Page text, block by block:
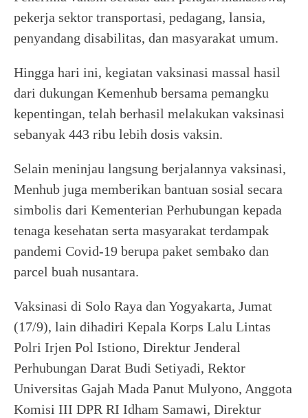
pekerja sektor transportasi, pedagang, lansia,
penyandang disabilitas, dan masyarakat umum.
Hingga hari ini, kegiatan vaksinasi massal hasil
dari dukungan Kemenhub bersama pemangku
kepentingan, telah berhasil melakukan vaksinasi
sebanyak 443 ribu lebih dosis vaksin.
Selain meninjau langsung berjalannya vaksinasi,
Menhub juga memberikan bantuan sosial secara
simbolis dari Kementerian Perhubungan kepada
tenaga kesehatan serta masyarakat terdampak
pandemi Covid-19 berupa paket sembako dan
parcel buah nusantara.
Vaksinasi di Solo Raya dan Yogyakarta, Jumat
(17/9), lain dihadiri Kepala Korps Lalu Lintas
Polri Irjen Pol Istiono, Direktur Jenderal
Perhubungan Darat Budi Setiyadi, Rektor
Universitas Gajah Mada Panut Mulyono, Anggota
Komisi III DPR RI Idham Samawi, Direktur